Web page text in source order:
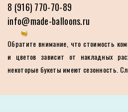
8 (916) 770-70-89
info@made-balloons.ru
Обратите внимание, что стоимость
и цветов зависит от накладных
некоторые букеты имеют сезонность.